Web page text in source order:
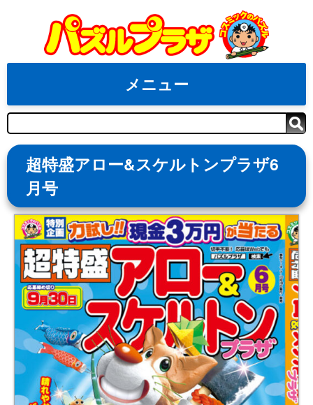
content
メニュー
検
索
超特盛アロー&スケルトンプラザ6
月号